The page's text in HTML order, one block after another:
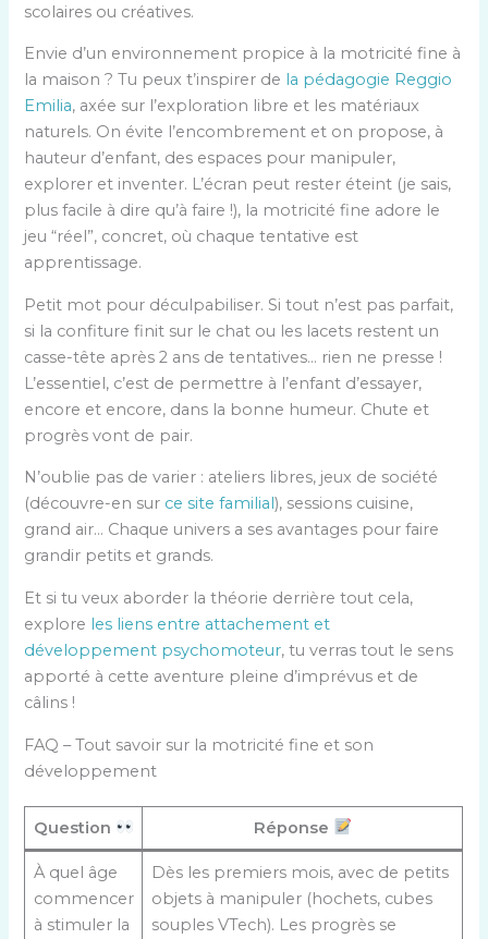
scolaires ou créatives.
Envie d’un environnement propice à la motricité fine à
la maison ? Tu peux t’inspirer de la pédagogie Reggio
Emilia, axée sur l’exploration libre et les matériaux
naturels. On évite l’encombrement et on propose, à
hauteur d’enfant, des espaces pour manipuler,
explorer et inventer. L’écran peut rester éteint (je sais,
plus facile à dire qu’à faire !), la motricité fine adore le
jeu “réel”, concret, où chaque tentative est
apprentissage.
Petit mot pour déculpabiliser. Si tout n’est pas parfait,
si la confiture finit sur le chat ou les lacets restent un
casse-tête après 2 ans de tentatives… rien ne presse !
L’essentiel, c’est de permettre à l’enfant d’essayer,
encore et encore, dans la bonne humeur. Chute et
progrès vont de pair.
N’oublie pas de varier : ateliers libres, jeux de société
(découvre-en sur ce site familial), sessions cuisine,
grand air… Chaque univers a ses avantages pour faire
grandir petits et grands.
Et si tu veux aborder la théorie derrière tout cela,
explore les liens entre attachement et
développement psychomoteur, tu verras tout le sens
apporté à cette aventure pleine d’imprévus et de
câlins !
FAQ – Tout savoir sur la motricité fine et son
développement
Question Réponse
À quel âge
commencer
à stimuler la
Dès les premiers mois, avec de petits
objets à manipuler (hochets, cubes
souples VTech). Les progrès se